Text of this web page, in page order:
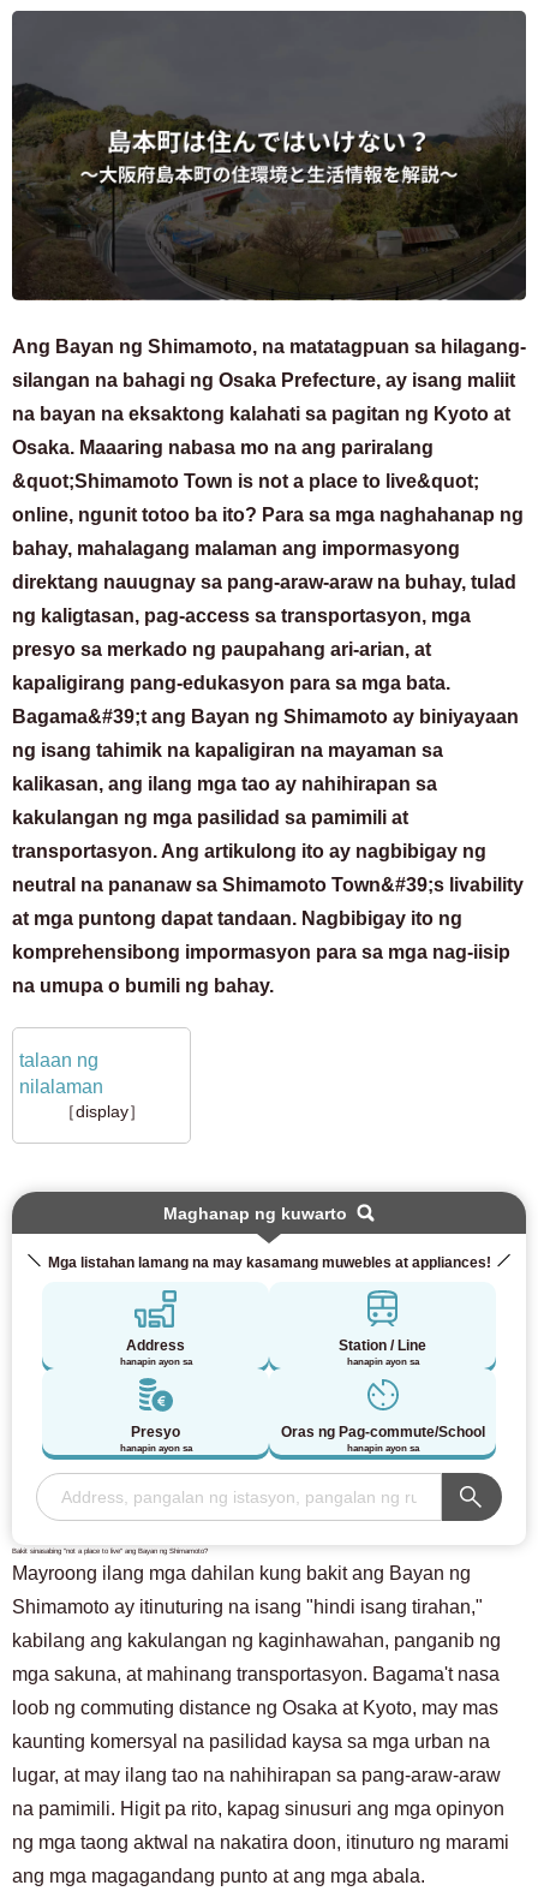
Ang Bayan ng Shimamoto, na matatagpuan sa hilagang-
silangan na bahagi ng Osaka Prefecture, ay isang maliit
na bayan na eksaktong kalahati sa pagitan ng Kyoto at
Osaka. Maaaring nabasa mo na ang pariralang
&quot;Shimamoto Town is not a place to live&quot;
online, ngunit totoo ba ito? Para sa mga naghahanap ng
bahay, mahalagang malaman ang impormasyong
direktang nauugnay sa pang-araw-araw na buhay, tulad
ng kaligtasan, pag-access sa transportasyon, mga
presyo sa merkado ng paupahang ari-arian, at
kapaligirang pang-edukasyon para sa mga bata.
Bagama&#39;t ang Bayan ng Shimamoto ay biniyayaan
ng isang tahimik na kapaligiran na mayaman sa
kalikasan, ang ilang mga tao ay nahihirapan sa
kakulangan ng mga pasilidad sa pamimili at
transportasyon. Ang artikulong ito ay nagbibigay ng
neutral na pananaw sa Shimamoto Town&#39;s livability
at mga puntong dapat tandaan. Nagbibigay ito ng
komprehensibong impormasyon para sa mga nag-iisip
na umupa o bumili ng bahay.
talaan ng
nilalaman
［display］
Maghanap ng kuwarto
Mga listahan lamang na may kasamang muwebles at appliances!
Address
hanapin ayon sa
Station / Line
hanapin ayon sa
Presyo
hanapin ayon sa
Oras ng Pag-commute/School
hanapin ayon sa
Bakit sinasabing "not a place to live" ang Bayan ng Shimamoto?
Mayroong ilang mga dahilan kung bakit ang Bayan ng
Shimamoto ay itinuturing na isang "hindi isang tirahan,"
kabilang ang kakulangan ng kaginhawahan, panganib ng
mga sakuna, at mahinang transportasyon. Bagama't nasa
loob ng commuting distance ng Osaka at Kyoto, may mas
kaunting komersyal na pasilidad kaysa sa mga urban na
lugar, at may ilang tao na nahihirapan sa pang-araw-araw
na pamimili. Higit pa rito, kapag sinusuri ang mga opinyon
ng mga taong aktwal na nakatira doon, itinuturo ng marami
ang mga magagandang punto at ang mga abala.